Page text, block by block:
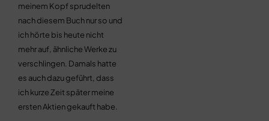
meinem Kopf sprudelten
nach diesem Buch nur so und
ich hörte bis heute nicht
mehr auf, ähnliche Werke zu
verschlingen. Damals hatte
es auch dazu geführt, dass
ich kurze Zeit später meine
ersten Aktien gekauft habe.